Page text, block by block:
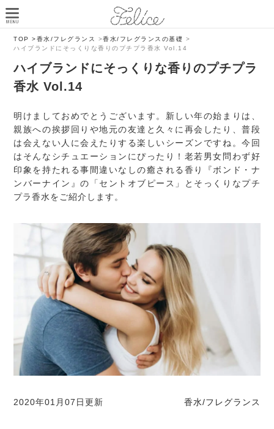
TOP >香水/フレグランス >香水/フレグランスの基礎 >
ハイブランドにそっくりな香りのプチプラ香水 Vol.14
ハイブランドにそっくりな香りのプチプラ
香水 Vol.14
明けましておめでとうございます。新しい年の始まりは、
親族への挨拶回りや地元の友達と久々に再会したり、普段
は会えない人に会えたりする楽しいシーズンですね。今回
はそんなシチュエーションにぴったり！老若男女問わず好
印象を持たれる事間違いなしの癒される香り『ボンド・ナ
ンバーナイン』の「セントオブピース」とそっくりなプチ
プラ香水をご紹介します。
2020年01月07日更新 香水/フレグランス